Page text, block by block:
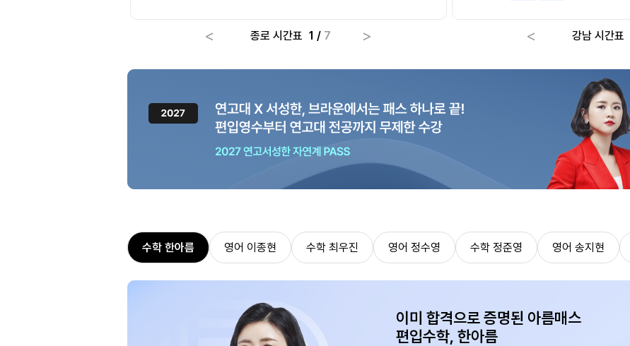
1 / 7
< >
종로 시간표 < 강남 시간표
수학 한아름 영어 이종현 수학 최우진 영어 정수영 수학 정준영 영어 송지현
이미 합격으로 증명된 아름매스
편입수학, 한아름